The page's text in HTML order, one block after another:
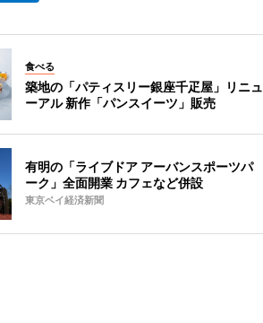
食べる
築地の「パティスリー銀座千疋屋」リニュ
ーアル 新作「パンスイーツ」販売
有明の「ライブドア アーバンスポーツパ
ーク」全面開業 カフェなど併設
東京ベイ経済新聞